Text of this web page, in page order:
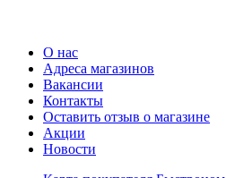
О нас
Адреса магазинов
Вакансии
Контакты
Оставить отзыв о магазине
Акции
Новости